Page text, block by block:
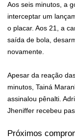
Aos seis minutos, a
interceptar um
o placar. Aos 21, a
saída de bola,
novamente.
Apesar da reação
minutos, Tainá
assinalou pênalti.
Jheniffer recebeu
Próximos